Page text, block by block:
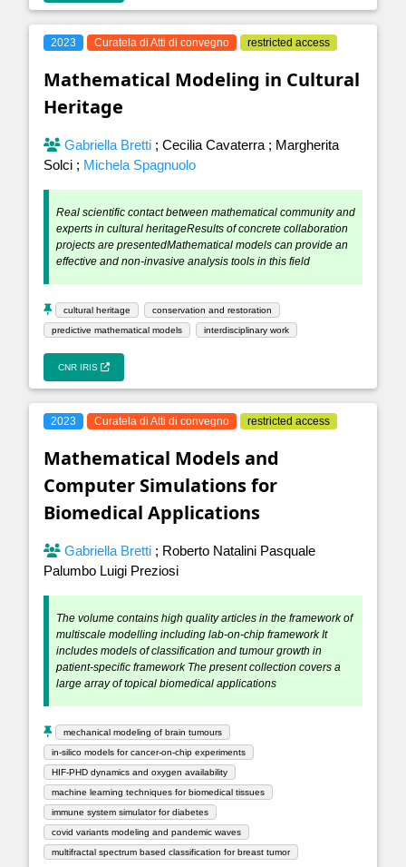
2023 Curatela di Atti di convegno restricted access
Mathematical Modeling in Cultural
Heritage
Gabriella Bretti ; Cecilia Cavaterra; Margherita
Solci ; Michela Spagnuolo
Real scientific contact between mathematical community and
experts in cultural heritageResults of concrete collaboration
projects are presentedMathematical models can provide an
effective and non-invasive analysis tools in this field
cultural heritage
conservation and restoration
predictive mathematical models
interdisciplinary work
CNR IRIS
2023 Curatela di Atti di convegno restricted access
Mathematical Models and
Computer Simulations for
Biomedical Applications
Gabriella Bretti ; Roberto Natalini Pasquale
Palumbo Luigi Preziosi
The volume contains high quality articles in the framework of
multiscale modelling including lab-on-chip framework It
includes models of classification and tumour growth in
patient-specific framework The present collection covers a
large array of topical biomedical applications
mechanical modeling of brain tumours
in-silico models for cancer-on-chip experiments
HIF-PHD dynamics and oxygen availability
machine learning techniques for biomedical tissues
immune system simulator for diabetes
covid variants modeling and pandemic waves
multifractal spectrum based classification for breast tumor